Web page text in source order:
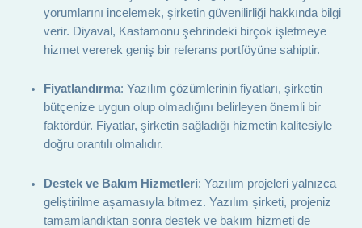
yorumlarını incelemek, şirketin güvenilirliği hakkında bilgi
verir. Diyaval, Kastamonu şehrindeki birçok işletmeye
hizmet vererek geniş bir referans portföyüne sahiptir.
Fiyatlandırma: Yazılım çözümlerinin fiyatları, şirketin
bütçenize uygun olup olmadığını belirleyen önemli bir
faktördür. Fiyatlar, şirketin sağladığı hizmetin kalitesiyle
doğru orantılı olmalıdır.
Destek ve Bakım Hizmetleri: Yazılım projeleri yalnızca
geliştirilme aşamasıyla bitmez. Yazılım şirketi, projeniz
tamamlandıktan sonra destek ve bakım hizmeti de